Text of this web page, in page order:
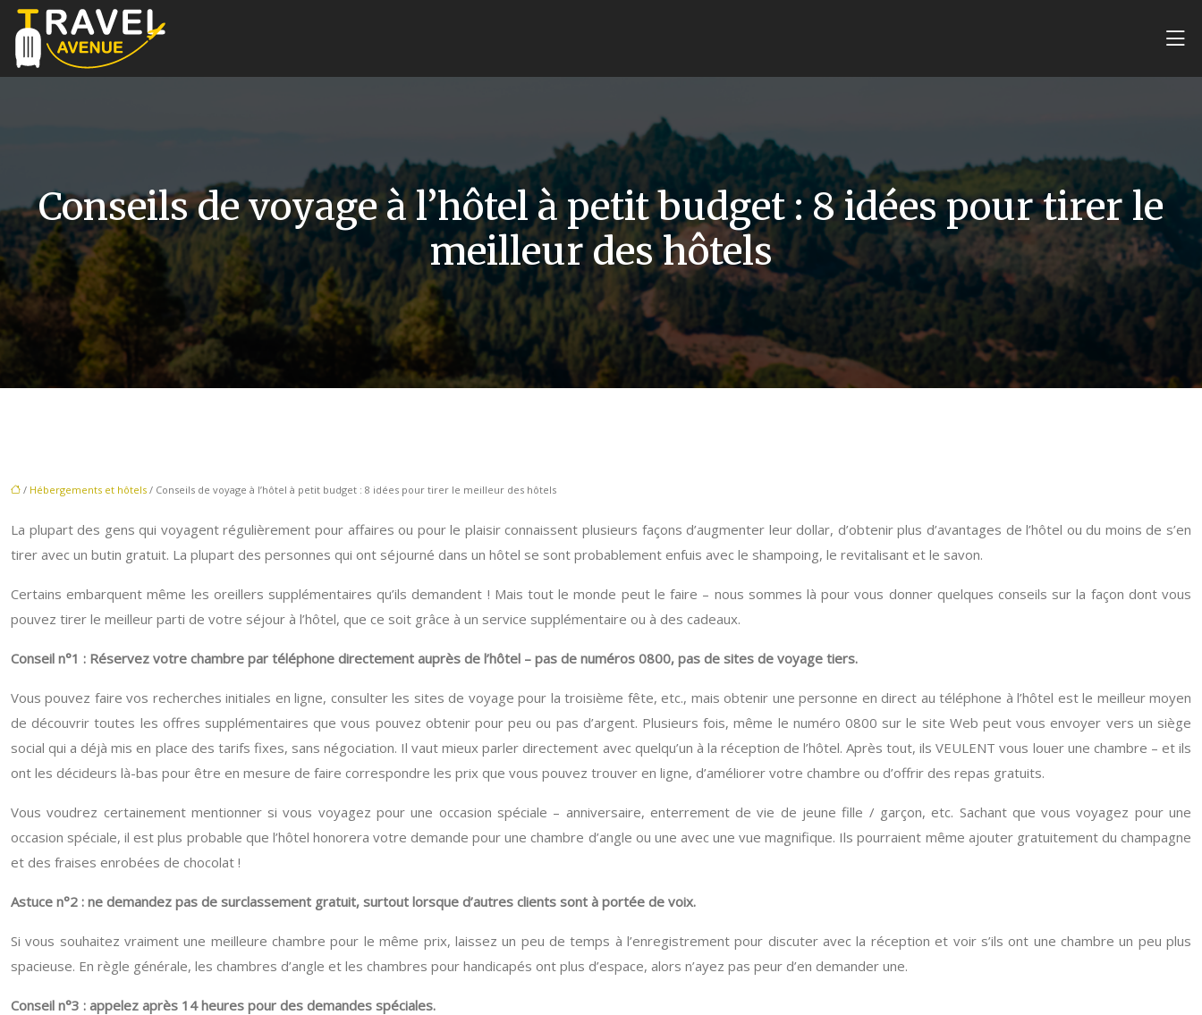
Conseils de voyage à l’hôtel à petit budget : 8 idées pour tirer le
meilleur des hôtels
/ Hébergements et hôtels / Conseils de voyage à l’hôtel à petit budget : 8 idées pour tirer le meilleur des hôtels
La plupart des gens qui voyagent régulièrement pour affaires ou pour le plaisir connaissent plusieurs façons d’augmenter leur dollar, d’obtenir plus d’avantages de l’hôtel ou du moins de s’en
tirer avec un butin gratuit. La plupart des personnes qui ont séjourné dans un hôtel se sont probablement enfuis avec le shampoing, le revitalisant et le savon.
Certains embarquent même les oreillers supplémentaires qu’ils demandent ! Mais tout le monde peut le faire – nous sommes là pour vous donner quelques conseils sur la façon dont vous
pouvez tirer le meilleur parti de votre séjour à l’hôtel, que ce soit grâce à un service supplémentaire ou à des cadeaux.
Conseil n°1 : Réservez votre chambre par téléphone directement auprès de l’hôtel – pas de numéros 0800, pas de sites de voyage tiers.
Vous pouvez faire vos recherches initiales en ligne, consulter les sites de voyage pour la troisième fête, etc., mais obtenir une personne en direct au téléphone à l’hôtel est le meilleur moyen
de découvrir toutes les offres supplémentaires que vous pouvez obtenir pour peu ou pas d’argent. Plusieurs fois, même le numéro 0800 sur le site Web peut vous envoyer vers un siège
social qui a déjà mis en place des tarifs fixes, sans négociation. Il vaut mieux parler directement avec quelqu’un à la réception de l’hôtel. Après tout, ils VEULENT vous louer une chambre – et ils
ont les décideurs là-bas pour être en mesure de faire correspondre les prix que vous pouvez trouver en ligne, d’améliorer votre chambre ou d’offrir des repas gratuits.
Vous voudrez certainement mentionner si vous voyagez pour une occasion spéciale – anniversaire, enterrement de vie de jeune fille / garçon, etc. Sachant que vous voyagez pour une
occasion spéciale, il est plus probable que l’hôtel honorera votre demande pour une chambre d’angle ou une avec une vue magnifique. Ils pourraient même ajouter gratuitement du champagne
et des fraises enrobées de chocolat !
Astuce n°2 : ne demandez pas de surclassement gratuit, surtout lorsque d’autres clients sont à portée de voix.
Si vous souhaitez vraiment une meilleure chambre pour le même prix, laissez un peu de temps à l’enregistrement pour discuter avec la réception et voir s’ils ont une chambre un peu plus
spacieuse. En règle générale, les chambres d’angle et les chambres pour handicapés ont plus d’espace, alors n’ayez pas peur d’en demander une.
Conseil n°3 : appelez après 14 heures pour des demandes spéciales.